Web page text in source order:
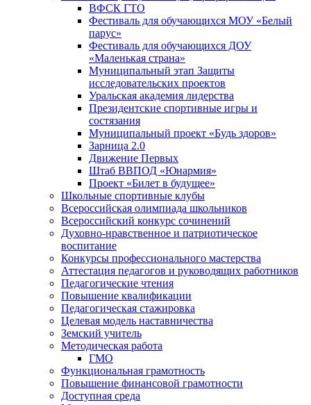
ВФСК ГТО
Фестиваль для обучающихся МОУ «Белый
парус»
Фестиваль для обучающихся ДОУ
«Маленькая страна»
Муниципальный этап Защиты
исследовательских проектов
Уральская академия лидерства
Президентские спортивные игры и
состязания
Муниципальный проект «Будь здоров»
Зарница 2.0
Движение Первых
Штаб ВВПОД «Юнармия»
Проект «Билет в будущее»
Школьные спортивные клубы
Всероссийская олимпиада школьников
Всероссийский конкурс сочинений
Духовно-нравственное и патриотическое
воспитание
Конкурсы профессионального мастерства
Аттестация педагогов и руководящих работников
Педагогические чтения
Повышение квалификации
Педагогическая стажировка
Целевая модель наставничества
Земский учитель
Методическая работа
ГМО
Функциональная грамотность
Повышение финансовой грамотности
Доступная среда